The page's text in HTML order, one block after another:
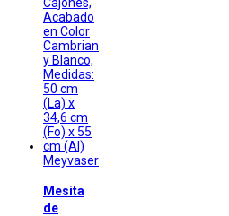
Meyvaser
Mesita
de